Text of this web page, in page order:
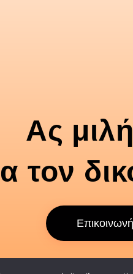
Ας
τον